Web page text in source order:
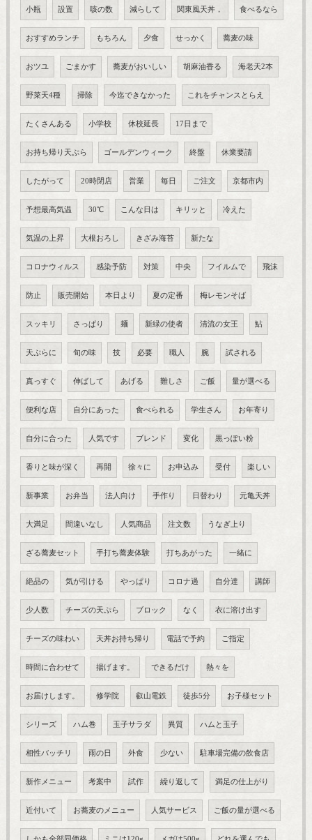
小瓶 設置 咳の数 減らして 関東風天丼， 食べるなら
おすすめランチ もちろん 夕食 せっかく 蕎麦の味
おツユ ごまかす 蕎麦がおいしい 胡麻油香る 海老天2本
野菜天4種 掃除 今迄できなかった これをチャンスとらえ
たくさんある 小学校 休校延長 17日まで
お持ち帰り天ぷら ゴールデンウィーク 終盤 休業要請
したがって 20時閉店 営業 毎日 ご注文 京都市内
予想最高気温 30℃ こんな日は キリッと 冷えた
気温の上昇 大根おろし きざみ海苔 新たな
コロナウィルス 感染予防 対策 中央 フイルムで 飛沫
防止 販売開始 本日より 夏の定番 梅レモンそば
スッキリ さっぱり 麺 新緑の使者 清流の女王 鮎
天ぷらに 旬の味 技 必要 職人 腕 試される
真っすぐ 伸ばして あげる 難しさ ご飯 量が選べる
便利な店 自分にあった 食べられる 学生さん お年寄り
自分に合った 人気です ブレンド 変化 黒っぽい粉
香りと味が深く 再開 徐々に お申込み 受付 楽しい
新事業 お弁当 法人向け 手作り 日替わり 元亀天丼
大満足 間違いなし 人気商品 注文数 うなぎ上り
ざる蕎麦セット 手打ち蕎麦体験 打ちあがった 一緒に
絶品の 気が引ける やっぱり コロナ過 自分達 講師
少人数 チーズの天ぷら ブロック なく 衣に溶け出す
チーズの味わい 天丼お持ち帰り 電話で予約 ご指定
時間に合わせて 揚げます。 できるだけ 熱々を
お届けします。 修学院 叡山電鉄 徒歩5分 お子様セット
シリーズ ハム巻 玉子サラダ 異質 ハムと玉子
相性バッチリ 雨の日 外食 少ない 駐車場完備の飲食店
新作メニュー 考案中 試作 繰り返して 満足の仕上がり
近付いて お蕎麦のメニュー 人気サービス ご飯の量が選べる